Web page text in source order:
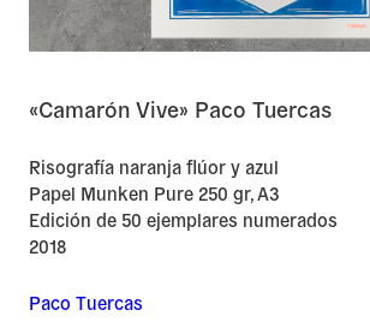
«Camarón Vive» Paco Tuercas
Risografía naranja flúor y azul
Papel Munken Pure 250 gr, A3
Edición de 50 ejemplares numerados
2018
Paco Tuercas